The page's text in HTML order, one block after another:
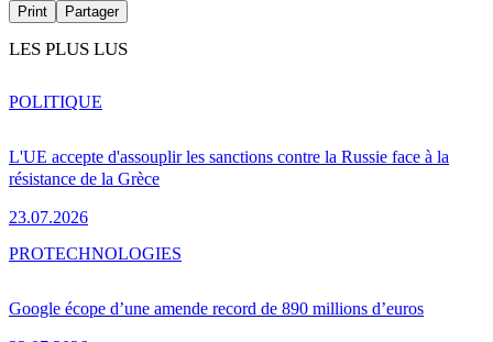
Print Partager
LES PLUS LUS
L'UE accepte d'assouplir les sanctions contre la Russie face à la
résistance de la Grèce
23.07.2026
POLITIQUE
Google écope d’une amende record de 890 millions d’euros
PROTECHNOLOGIES